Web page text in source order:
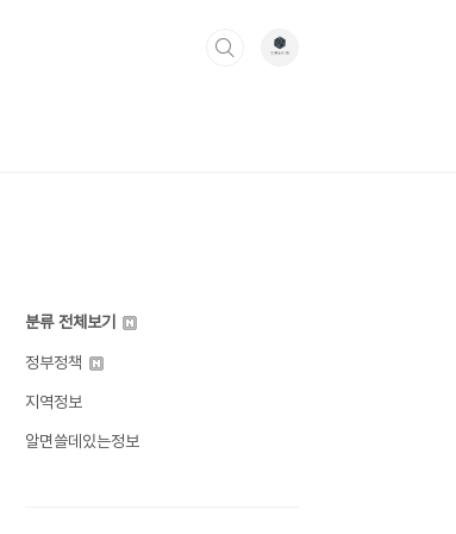
분류 전체보기
정부정책
지역정보
알면쓸데있는정보